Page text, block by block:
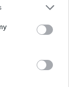
or more Google
You may click to
party tags to
in below Google